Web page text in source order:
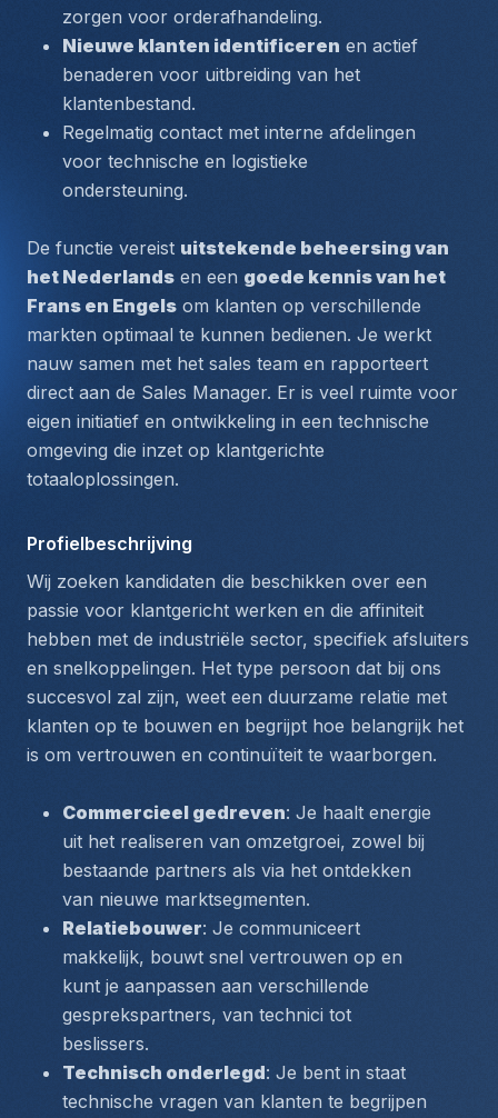
zorgen voor orderafhandeling.
Nieuwe klanten identificeren en actief
benaderen voor uitbreiding van het
klantenbestand.
Regelmatig contact met interne afdelingen
voor technische en logistieke
ondersteuning.
De functie vereist uitstekende beheersing van
het Nederlands en een goede kennis van het
Frans en Engels om klanten op verschillende
markten optimaal te kunnen bedienen. Je werkt
nauw samen met het sales team en rapporteert
direct aan de Sales Manager. Er is veel ruimte voor
eigen initiatief en ontwikkeling in een technische
omgeving die inzet op klantgerichte
totaaloplossingen.
Profielbeschrijving
Wij zoeken kandidaten die beschikken over een
passie voor klantgericht werken en die affiniteit
hebben met de industriële sector, specifiek afsluiters
en snelkoppelingen. Het type persoon dat bij ons
succesvol zal zijn, weet een duurzame relatie met
klanten op te bouwen en begrijpt hoe belangrijk het
is om vertrouwen en continuïteit te waarborgen.
Commercieel gedreven: Je haalt energie
uit het realiseren van omzetgroei, zowel bij
bestaande partners als via het ontdekken
van nieuwe marktsegmenten.
Relatiebouwer: Je communiceert
makkelijk, bouwt snel vertrouwen op en
kunt je aanpassen aan verschillende
gesprekspartners, van technici tot
beslissers.
Technisch onderlegd: Je bent in staat
technische vragen van klanten te begrijpen